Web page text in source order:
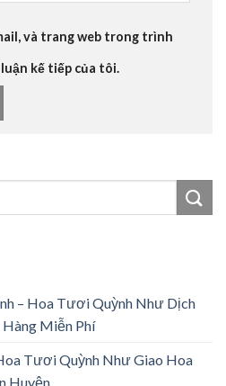
và trang web trong trình
kế tiếp của tôi.
– Hoa Tươi Quỳnh Như Dịch
Miễn Phí
Tươi Quỳnh Như Giao Hoa
Huyện